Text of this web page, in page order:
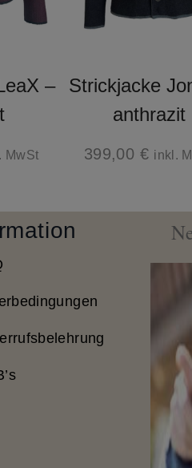
–
MwSt
Strickjacke
anthrazit
399,00 € inkl.